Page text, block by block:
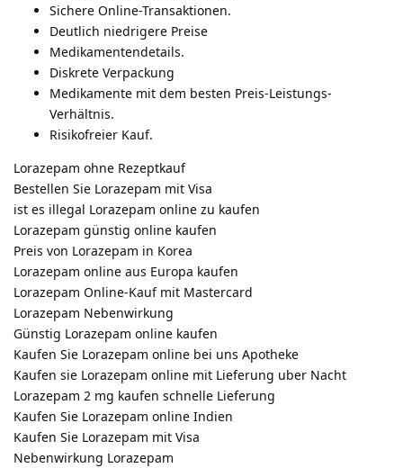
Sichere Online-Transaktionen.
Deutlich niedrigere Preise
Medikamentendetails.
Diskrete Verpackung
Medikamente mit dem besten Preis-Leistungs-
Verhältnis.
Risikofreier Kauf.
Lorazepam ohne Rezeptkauf
Bestellen Sie Lorazepam mit Visa
ist es illegal Lorazepam online zu kaufen
Lorazepam günstig online kaufen
Preis von Lorazepam in Korea
Lorazepam online aus Europa kaufen
Lorazepam Online-Kauf mit Mastercard
Lorazepam Nebenwirkung
Günstig Lorazepam online kaufen
Kaufen Sie Lorazepam online bei uns Apotheke
Kaufen sie Lorazepam online mit Lieferung uber Nacht
Lorazepam 2 mg kaufen schnelle Lieferung
Kaufen Sie Lorazepam online Indien
Kaufen Sie Lorazepam mit Visa
Nebenwirkung Lorazepam